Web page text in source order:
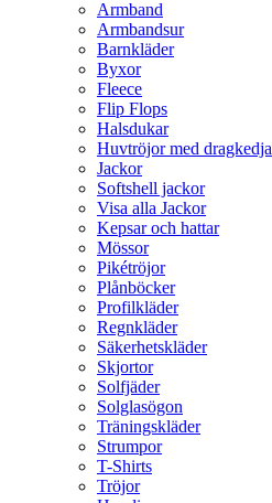
Armband
Armbandsur
Barnkläder
Byxor
Fleece
Flip Flops
Halsdukar
Huvtröjor med dragkedja
Jackor
Softshell jackor
Visa alla Jackor
Kepsar och hattar
Mössor
Pikétröjor
Plånböcker
Profilkläder
Regnkläder
Säkerhetskläder
Skjortor
Solfjäder
Solglasögon
Träningskläder
Strumpor
T-Shirts
Tröjor